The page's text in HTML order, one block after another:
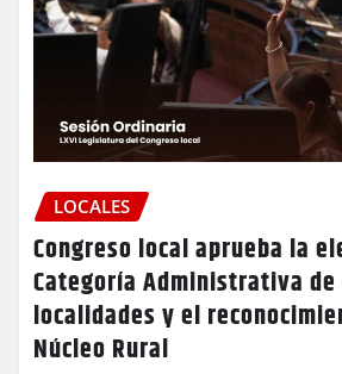
LOCALES
Congreso local aprueba la
Categoría Administrativa
localidades y el
Núcleo Rural